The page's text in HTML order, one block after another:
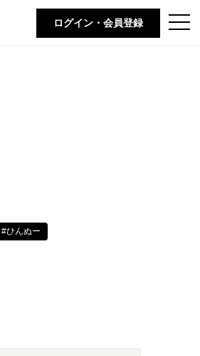
t
o
ログイン・会員登録
#ひんぬー